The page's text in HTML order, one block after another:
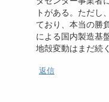
トがある。ただ
ており、本当の勝
による国内製造基
地殻変動はまだ続く
返信